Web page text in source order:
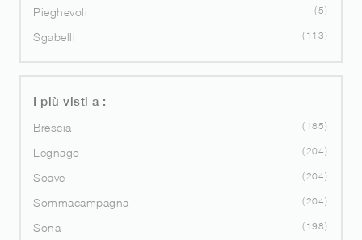
Pieghevoli 5
Sgabelli 113
I più visti a :
Brescia
185
Legnago 204
Soave 204
Sommacampagna 204
Sona 198